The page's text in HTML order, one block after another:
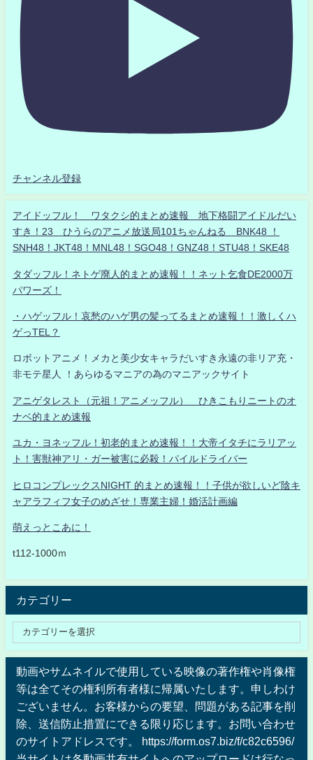
チャンネル登録
アイドッフル！ ワタクシ的まとめ速報 地下格闘アイドルだい
すき！23 ひうらのアニメ放送局101ちゃんねる BNK48 ！
SNH48！JKT48！MNL48！SGO48！GNZ48！STU48！SKE48
タダッフル！ネトゲ廃人的まとめ速報！！ネット乞食DE2000万
パワーズ！
・ハゲッフル！哀愁のハゲ男の髪ってるまとめ速報！！激しくハ
ゲっTEL？
ロボットアニメ！メカと美少女キャラだいすき永遠の非リア充・
非モテ星人 ！あらゆるマニアの為のマニアックサイト
アニゲタレスト（元祖！アニメッフル） ひきこもりニートのオ
ナベ的まとめ速報
ユカ・ヨネッフル！初老的まとめ速報！！大帝イタチにラリアッ
ト！害獣神アリ・ガー被害に必殺！パイルドライバー
ヒロコンプレックスNIGHT 的まとめ速報！！子供が欲しいど陰キ
ャアラフィフ女子のめざせ！専業主婦！婚活計画編
萌えっとこあに！
t112-1000ｍ
カテゴリー
動画やサムネイルで使用している映像の著作権や肖像権
等は全てその権利所有者様に帰属いたします。申しわけ
ございません。お客様からの要望、問題がある記事を削
除、送信防止措置にできる限り応じます。お問い合わせ
のサイトアドレスです。 https://form.os7.biz/f/c82c6596/